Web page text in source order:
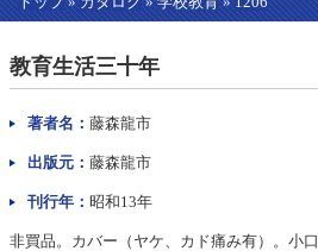
こ
か
本
教育生活三十年
著者名： 藤森龍市
出版元： 藤森龍市
刊行年： 昭和13年
非買品。カバー（ヤケ、カド痛み有）。小口